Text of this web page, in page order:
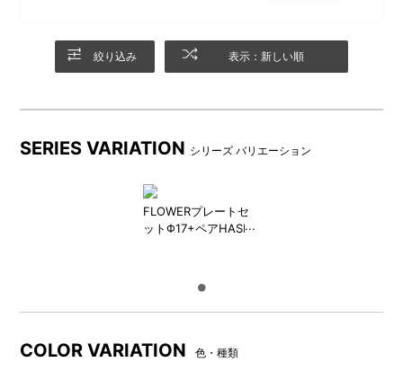
ス（無料）にメッセージに想
絞り込み 表示：新しい順
SERIES VARIATION シリーズ バリエーション
FLOWERプレートセ
ットΦ17+ペアHASHI
COLOR VARIATION 色・種類